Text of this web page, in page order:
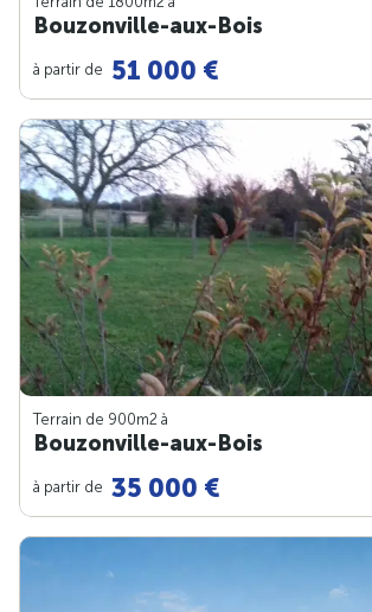
Bouzonville-aux-Bois
à partir de 51 000 €
Terrain de 900m2 à
Bouzonville-aux-Bois
à partir de 35 000 €